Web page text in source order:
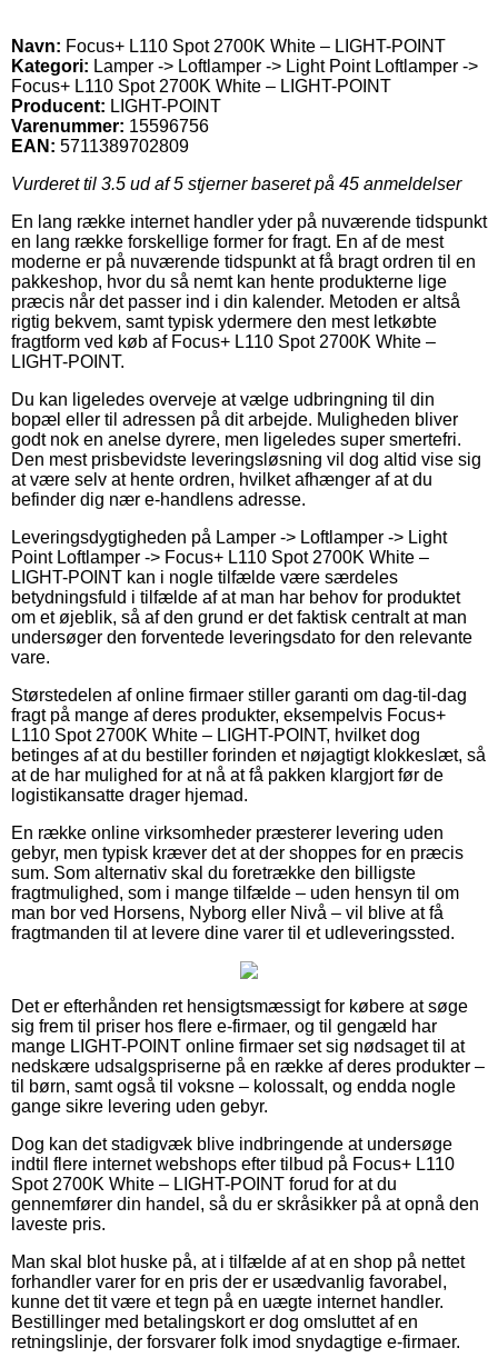
Navn: Focus+ L110 Spot 2700K White – LIGHT-POINT
Kategori: Lamper -> Loftlamper -> Light Point Loftlamper ->
Focus+ L110 Spot 2700K White – LIGHT-POINT
Producent: LIGHT-POINT
Varenummer: 15596756
EAN: 5711389702809
Vurderet til 3.5 ud af 5 stjerner baseret på 45 anmeldelser
En lang række internet handler yder på nuværende tidspunkt
en lang række forskellige former for fragt. En af de mest
moderne er på nuværende tidspunkt at få bragt ordren til en
pakkeshop, hvor du så nemt kan hente produkterne lige
præcis når det passer ind i din kalender. Metoden er altså
rigtig bekvem, samt typisk ydermere den mest letkøbte
fragtform ved køb af Focus+ L110 Spot 2700K White –
LIGHT-POINT.
Du kan ligeledes overveje at vælge udbringning til din
bopæl eller til adressen på dit arbejde. Muligheden bliver
godt nok en anelse dyrere, men ligeledes super smertefri.
Den mest prisbevidste leveringsløsning vil dog altid vise sig
at være selv at hente ordren, hvilket afhænger af at du
befinder dig nær e-handlens adresse.
Leveringsdygtigheden på Lamper -> Loftlamper -> Light
Point Loftlamper -> Focus+ L110 Spot 2700K White –
LIGHT-POINT kan i nogle tilfælde være særdeles
betydningsfuld i tilfælde af at man har behov for produktet
om et øjeblik, så af den grund er det faktisk centralt at man
undersøger den forventede leveringsdato for den relevante
vare.
Størstedelen af online firmaer stiller garanti om dag-til-dag
fragt på mange af deres produkter, eksempelvis Focus+
L110 Spot 2700K White – LIGHT-POINT, hvilket dog
betinges af at du bestiller forinden et nøjagtigt klokkeslæt, så
at de har mulighed for at nå at få pakken klargjort før de
logistikansatte drager hjemad.
En række online virksomheder præsterer levering uden
gebyr, men typisk kræver det at der shoppes for en præcis
sum. Som alternativ skal du foretrække den billigste
fragtmulighed, som i mange tilfælde – uden hensyn til om
man bor ved Horsens, Nyborg eller Nivå – vil blive at få
fragtmanden til at levere dine varer til et udleveringssted.
Det er efterhånden ret hensigtsmæssigt for købere at søge
sig frem til priser hos flere e-firmaer, og til gengæld har
mange LIGHT-POINT online firmaer set sig nødsaget til at
nedskære udsalgspriserne på en række af deres produkter –
til børn, samt også til voksne – kolossalt, og endda nogle
gange sikre levering uden gebyr.
Dog kan det stadigvæk blive indbringende at undersøge
indtil flere internet webshops efter tilbud på Focus+ L110
Spot 2700K White – LIGHT-POINT forud for at du
gennemfører din handel, så du er skråsikker på at opnå den
laveste pris.
Man skal blot huske på, at i tilfælde af at en shop på nettet
forhandler varer for en pris der er usædvanlig favorabel,
kunne det tit være et tegn på en uægte internet handler.
Bestillinger med betalingskort er dog omsluttet af en
retningslinje, der forsvarer folk imod snydagtige e-firmaer.